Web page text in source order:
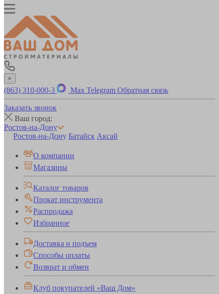
×
(863) 310-000-3 Max Telegram Обратная связь
Заказать звонок
Ваш город:
Ростов-на-Дону
Ростов-на-Дону Батайск Аксай
О компании
Магазины
Каталог товаров
Прокат инструмента
Распродажа
Избранное
Доставка и подъем
Способы оплаты
Возврат и обмен
Клуб покупателей «Ваш Дом»